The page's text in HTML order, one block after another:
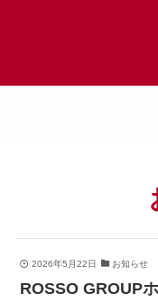
2026年5月22日 お知らせ
ROSSO GROUP